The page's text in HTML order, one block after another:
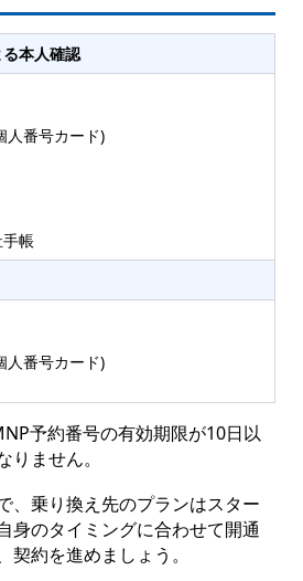
本人確認
人番号カード)
帳
人番号カード)
予約番号の有効期限が10日以
ません。
、乗り換え先のプランはスター
身のタイミングに合わせて開通
約を進めましょう。